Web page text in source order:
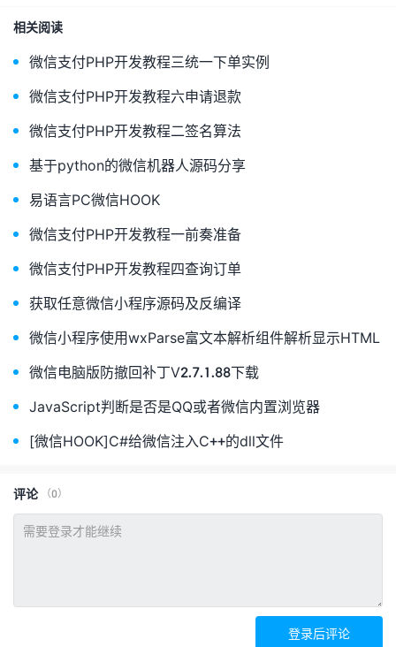
相关阅读
微信支付PHP开发教程三统一下单实例
微信支付PHP开发教程六申请退款
微信支付PHP开发教程二签名算法
基于python的微信机器人源码分享
易语言PC微信HOOK
微信支付PHP开发教程一前奏准备
微信支付PHP开发教程四查询订单
获取任意微信小程序源码及反编译
微信小程序使用wxParse富文本解析组件解析显示HTML
微信电脑版防撤回补丁V2.7.1.88下载
JavaScript判断是否是QQ或者微信内置浏览器
[微信HOOK]C#给微信注入C++的dll文件
评论（0）
登录后评论